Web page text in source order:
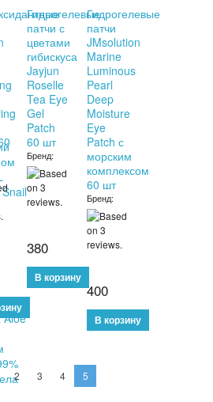
Aloe
Гидрогелевые
патчи с
цветами
гибискуса
Jayjun
Roselle
Tea Eye
Gel
Patch
60 шт
Бренд:
380
Гидрогелевые
патчи
JMsolution
Marine
Luminous
Pearl
Deep
Moisture
Eye
Patch с
морским
комплексом
60 шт
Бренд:
400
2 3 4 5